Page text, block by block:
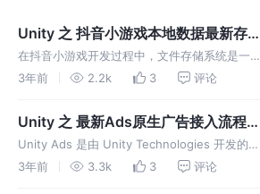
Unity 之 抖音小游戏本地数据最新存储
方法分享
在抖音小游戏开发过程中，文件存储系统是一个
非常重要的组成部分，本文将详细介绍抖音小游
3年前 2.2k 3 评论
Unity 之 最新Ads原生广告接入流程详
解
Unity Ads 是由 Unity Technologies 开发的广
告平台，可以用于在移动应用程序中显示广告。
3年前 3.3k 3 评论